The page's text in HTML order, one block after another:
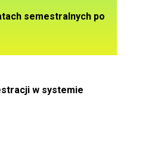
semestralnych po
w systemie